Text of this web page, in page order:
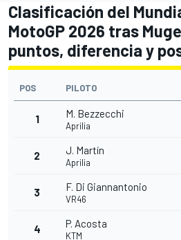
Clasificación del
MotoGP 2026 tras
puntos, diferencia y
POS PILOTO
1 M. Bezzecchi
Aprilia
2 J. Martín
Aprilia
3 F. Di Giannantonio
VR46
4 P. Acosta
KTM